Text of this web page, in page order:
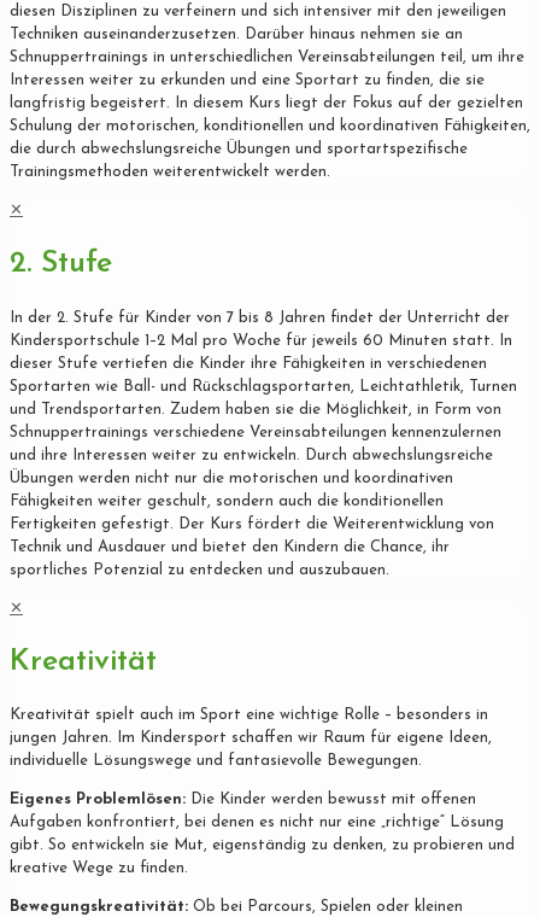
diesen Disziplinen zu verfeinern und sich intensiver mit den jeweiligen
Techniken auseinanderzusetzen. Darüber hinaus nehmen sie an
Schnuppertrainings in unterschiedlichen Vereinsabteilungen teil, um ihre
Interessen weiter zu erkunden und eine Sportart zu finden, die sie
langfristig begeistert. In diesem Kurs liegt der Fokus auf der gezielten
Schulung der motorischen, konditionellen und koordinativen Fähigkeiten,
die durch abwechslungsreiche Übungen und sportartspezifische
Trainingsmethoden weiterentwickelt werden.
✕
2. Stufe
In der 2. Stufe für Kinder von 7 bis 8 Jahren findet der Unterricht der
Kindersportschule 1–2 Mal pro Woche für jeweils 60 Minuten statt. In
dieser Stufe vertiefen die Kinder ihre Fähigkeiten in verschiedenen
Sportarten wie Ball- und Rückschlagsportarten, Leichtathletik, Turnen
und Trendsportarten. Zudem haben sie die Möglichkeit, in Form von
Schnuppertrainings verschiedene Vereinsabteilungen kennenzulernen
und ihre Interessen weiter zu entwickeln. Durch abwechslungsreiche
Übungen werden nicht nur die motorischen und koordinativen
Fähigkeiten weiter geschult, sondern auch die konditionellen
Fertigkeiten gefestigt. Der Kurs fördert die Weiterentwicklung von
Technik und Ausdauer und bietet den Kindern die Chance, ihr
sportliches Potenzial zu entdecken und auszubauen.
✕
Kreativität
Kreativität spielt auch im Sport eine wichtige Rolle – besonders in
jungen Jahren. Im Kindersport schaffen wir Raum für eigene Ideen,
individuelle Lösungswege und fantasievolle Bewegungen.
Eigenes Problemlösen: Die Kinder werden bewusst mit offenen
Aufgaben konfrontiert, bei denen es nicht nur eine „richtige“ Lösung
gibt. So entwickeln sie Mut, eigenständig zu denken, zu probieren und
kreative Wege zu finden.
Bewegungskreativität: Ob bei Parcours, Spielen oder kleinen